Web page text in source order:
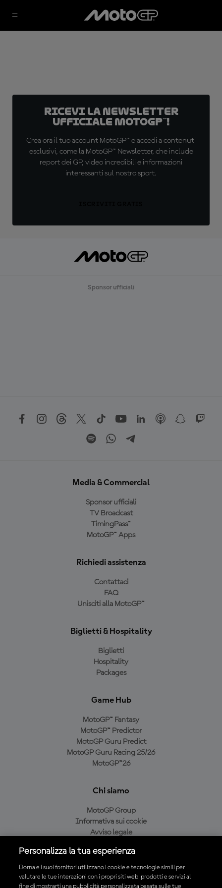
Ricevi la newsletter
ufficiale MotoGP™!
Crea ora il tuo account MotoGP™ e accedi a contenuti
esclusivi, come la MotoGP™ Newsletter, che include
report dei GP, video incredibili e informazioni
interessanti sul nostro sport.
Sponsor ufficiali
Media & Commercial
Sponsor ufficiali
TV Broadcast
TimingPass™
MotoGP™ Apps
Richiedi assistenza
Contattaci
FAQ
Unisciti alla MotoGP™
Biglietti & Hospitality
Biglietti
Hospitality
Packages
Game Hub
MotoGP™ Fantasy
MotoGP™ Predictor
MotoGP Guru Predict
MotoGP Guru Racing 25/26
MotoGP™26
Chi siamo
MotoGP Group
Informativa sui cookie
Avviso legale
Condizioni di acquisto
Personalizza la tua esperienza
Dorna e i suoi fornitori utilizzano i cookie e tecnologie simili per
valutare le tue interazioni con i propri siti web, prodotti e servizi al
fine di mostrarti una pubblicità personalizzata basata sulle tue